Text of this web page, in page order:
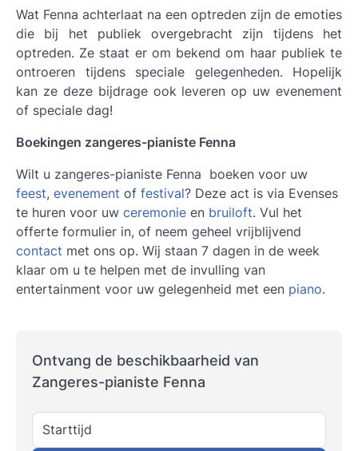
Wat Fenna achterlaat na een optreden zijn de emoties
die bij het publiek overgebracht zijn tijdens het
optreden. Ze staat er om bekend om haar publiek te
ontroeren tijdens speciale gelegenheden. Hopelijk
kan ze deze bijdrage ook leveren op uw evenement
of speciale dag!
Boekingen zangeres-pianiste Fenna
Wilt u zangeres-pianiste Fenna boeken voor uw
feest, evenement of festival? Deze act is via Evenses
te huren voor uw ceremonie en bruiloft. Vul het
offerte formulier in, of neem geheel vrijblijvend
contact met ons op. Wij staan 7 dagen in de week
klaar om u te helpen met de invulling van
entertainment voor uw gelegenheid met een piano.
Ontvang de beschikbaarheid van
Zangeres-pianiste Fenna
Starttijd